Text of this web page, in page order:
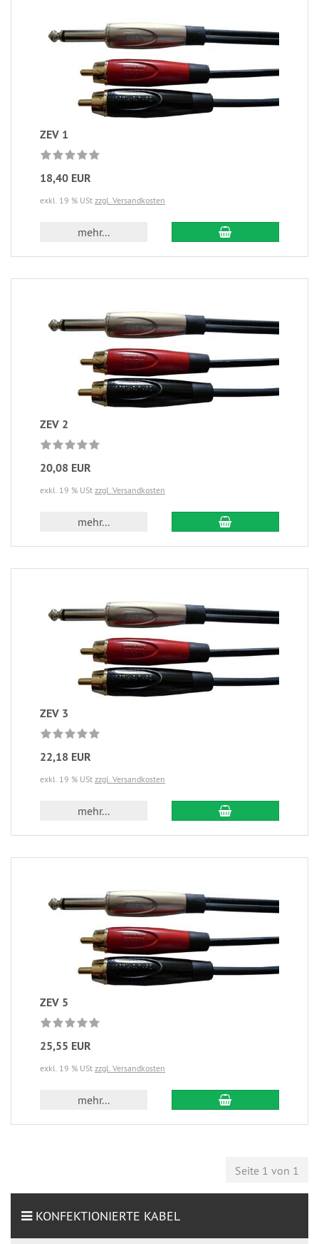
ZEV 1
18,40 EUR
exkl. 19 % USt zzgl. Versandkosten
mehr...
ZEV 2
20,08 EUR
exkl. 19 % USt zzgl. Versandkosten
mehr...
ZEV 3
22,18 EUR
exkl. 19 % USt zzgl. Versandkosten
mehr...
ZEV 5
25,55 EUR
exkl. 19 % USt zzgl. Versandkosten
mehr...
Seite 1 von 1
KONFEKTIONIERTE KABEL